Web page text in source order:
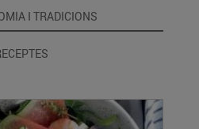
I TRADICIONS